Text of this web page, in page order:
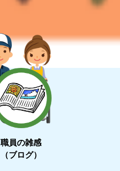
職員の雑感
（ブログ）